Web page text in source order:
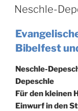
AM
Neschle-
Bibelfest
Neschle-
Depeschle
Für den kleinen
Einwurf in den